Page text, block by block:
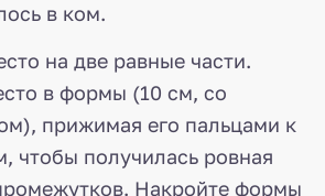
в ком.
на две равные части.
в формы (10 см, со
прижимая его пальцами к
чтобы получилась ровная
Накройте формы